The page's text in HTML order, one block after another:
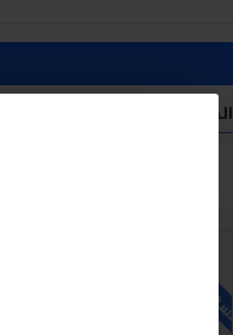
المنتجات التي تفي معايير البحث
للاسف غير متوفر حاليا